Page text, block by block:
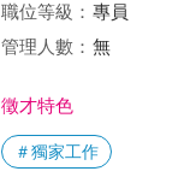
職位等級： 專員
管理人數： 無
徵才特色
＃獨家工作